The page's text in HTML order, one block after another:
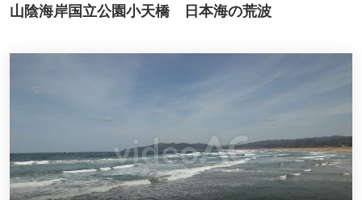
山陰海岸国立公園小天橋 日本海の荒波